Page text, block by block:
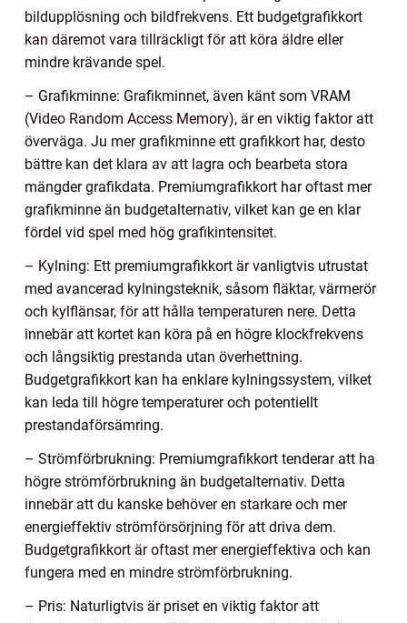
bildupplösning och bildfrekvens. Ett budgetgrafikkort
kan däremot vara tillräckligt för att köra äldre eller
mindre krävande spel.
– Grafikminne: Grafikminnet, även känt som VRAM
(Video Random Access Memory), är en viktig faktor att
överväga. Ju mer grafikminne ett grafikkort har, desto
bättre kan det klara av att lagra och bearbeta stora
mängder grafikdata. Premiumgrafikkort har oftast mer
grafikminne än budgetalternativ, vilket kan ge en klar
fördel vid spel med hög grafikintensitet.
– Kylning: Ett premiumgrafikkort är vanligtvis utrustat
med avancerad kylningsteknik, såsom fläktar, värmerör
och kylflänsar, för att hålla temperaturen nere. Detta
innebär att kortet kan köra på en högre klockfrekvens
och långsiktig prestanda utan överhettning.
Budgetgrafikkort kan ha enklare kylningssystem, vilket
kan leda till högre temperaturer och potentiellt
prestandaförsämring.
– Strömförbrukning: Premiumgrafikkort tenderar att ha
högre strömförbrukning än budgetalternativ. Detta
innebär att du kanske behöver en starkare och mer
energieffektiv strömförsörjning för att driva dem.
Budgetgrafikkort är oftast mer energieffektiva och kan
fungera med en mindre strömförbrukning.
– Pris: Naturligtvis är priset en viktig faktor att